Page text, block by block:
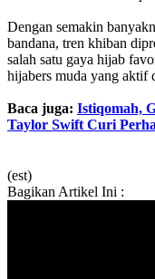
Dengan semakin
bandana, tren khiban
salah satu gaya hijab
hijabers muda yang aktif
Baca juga: Istiqomah,
Taylor Swift Curi
(est)
Bagikan Artikel Ini :